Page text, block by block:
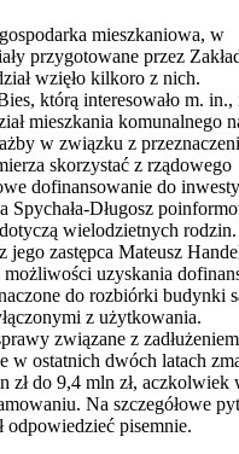
mieszkaniowa, w
przygotowane przez
wzięło kilkoro z nich.
którą interesowało m. in.,
mieszkania komunalnego
w związku z
skorzystać z rządowego
dofinansowanie do
Długosz
wielodzietnych
jego zastępca Mateusz
uzyskania
do rozbiórki budynki
z użytkowania.
związane z zadłużeniem
w ostatnich dwóch latach
zł do 9,4 mln zł, aczkolwiek
Na szczegółowe
odpowiedzieć pisemnie.